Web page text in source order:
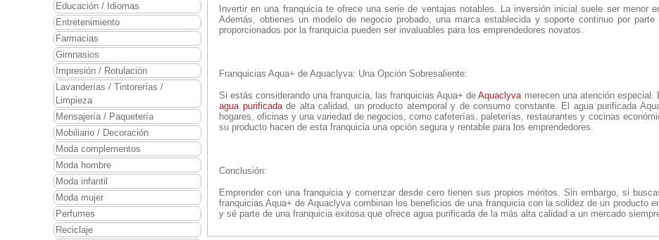
Educación / Idiomas
Entretenimiento
Farmacias
Gimnasios
Impresión / Rotulación
Lavanderías / Tintorerías /
Limpieza
Mensajería / Paquetería
Mobiliario / Decoración
Moda complementos
Moda hombre
Moda infantil
Moda mujer
Perfumes
Reciclaje
Invertir en una franquicia te ofrece una serie de ventajas notables. La inversión inicial suele ser menor
Además, obtienes un modelo de negocio probado, una marca establecida y soporte continuo por
proporcionados por la franquicia pueden ser invaluables para los emprendedores novatos.
Franquicias Aqua+ de Aquaclyva: Una Opción Sobresaliente:
Si estás considerando una franquicia, las franquicias Aqua+ deAquaclyvamerecen una atención especial.
agua purificadade alta calidad, un producto atemporal y de consumo constante. El agua purificada
hogares, oficinas y una variedad de negocios, como cafeterías, paleterías, restaurantes y cocinas
su producto hacen de esta franquicia una opción segura y rentable para los emprendedores.
Conclusión:
Emprender con una franquicia y comenzar desde cero tienen sus propios méritos. Sin embargo, si
franquicias Aqua+ de Aquaclyva combinan los beneficios de una franquicia con la solidez de un producto
y sé parte de una franquicia exitosa que ofrece agua purificada de la más alta calidad a un mercado